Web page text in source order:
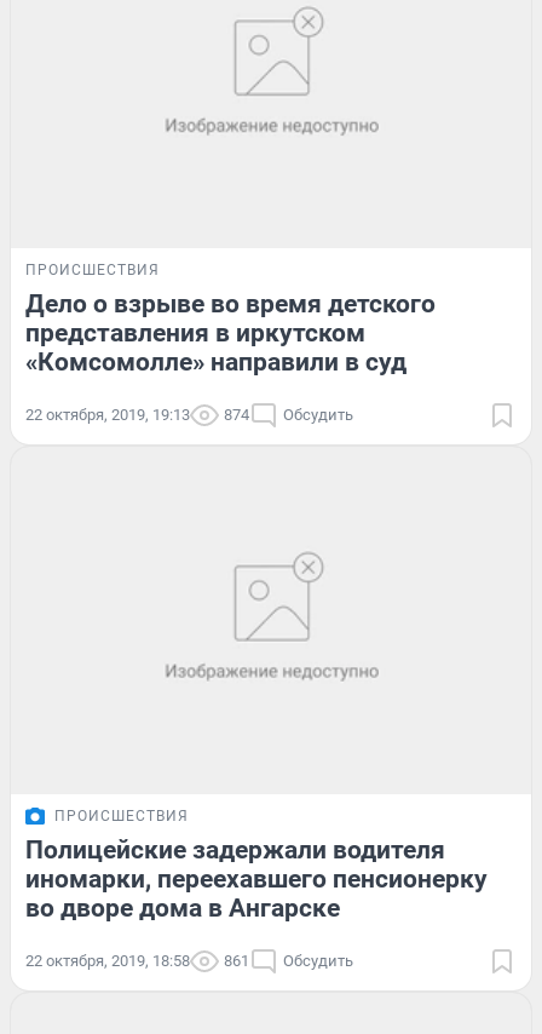
ПРОИСШЕСТВИЯ
Дело о взрыве во время детского
представления в иркутском
«Комсомолле» направили в суд
22 октября, 2019, 19:13 874 Обсудить
ПРОИСШЕСТВИЯ
Полицейские задержали водителя
иномарки, переехавшего пенсионерку
во дворе дома в Ангарске
22 октября, 2019, 18:58 861 Обсудить